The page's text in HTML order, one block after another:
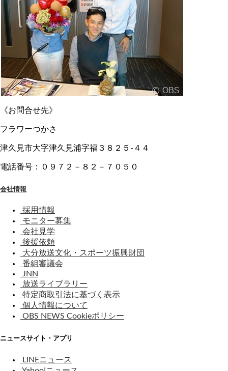
《お問合せ先》
フラワーつかさ
津久見市大字津久見浦字福３８２５-４４
電話番号：０９７２－８２－７０５０
会社情報
採用情報
モニター募集
会社見学
後援依頼
大分放送文化・スポーツ振興財団
番組審議会
JNN
放送ライブラリー
特定商取引法に基づく表示
個人情報について
OBS NEWS Cookieポリシー
ニュースサイト・アプリ
LINEニュース